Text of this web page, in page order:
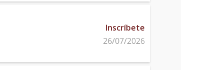
Inscríbete
26/07/2026